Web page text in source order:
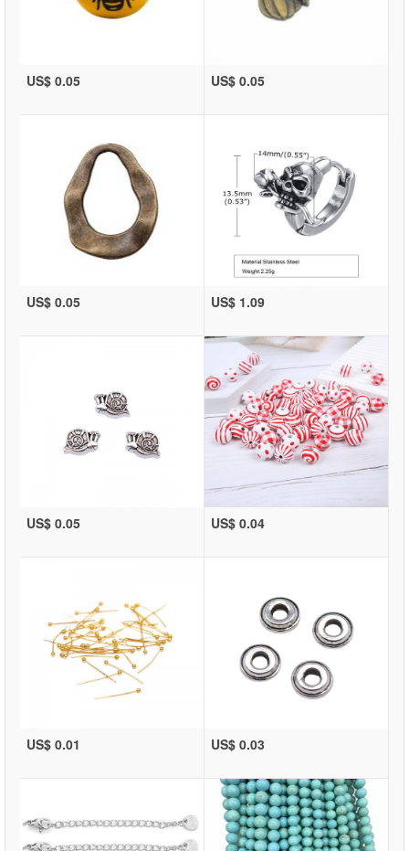
US$ 0.05 US$ 0.05
US$ 0.05 US$ 1.09
US$ 0.05 US$ 0.04
US$ 0.01 US$ 0.03